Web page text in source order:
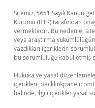
Sitemiz, 5651 Sayılı Kanun
Kurumu (BTK) tarafından
vermektedir. Bu nedenle,
veya araştırma
yazdıkları içeriklerin
bu sorumluluğu kabul etmiş
Hukuka ve yasal
içerikleri,
halinde, ilgili içerikler yasal